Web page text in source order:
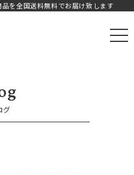
を全国送料無料でお届け致します
フィシャルストア
グ